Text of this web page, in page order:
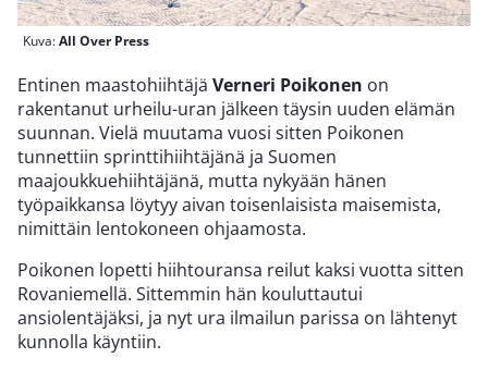
Kuva:All Over Press
Entinen maastohiihtäjä Verneri Poikonen on
rakentanut urheilu-uran jälkeen täysin uuden elämän
suunnan. Vielä muutama vuosi sitten Poikonen
tunnettiin sprinttihiihtäjänä ja Suomen
maajoukkuehiihtäjänä, mutta nykyään hänen
työpaikkansa löytyy aivan toisenlaisista maisemista,
nimittäin lentokoneen ohjaamosta.
Poikonen lopetti hiihtouransa reilut kaksi vuotta sitten
Rovaniemellä. Sittemmin hän kouluttautui
ansiolentäjäksi, ja nyt ura ilmailun parissa on lähtenyt
kunnolla käyntiin.